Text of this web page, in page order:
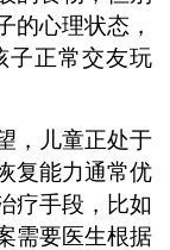
的心理状态，
子正常交友玩
，儿童正处于
复能力通常优
疗手段，比如
需要医生根据